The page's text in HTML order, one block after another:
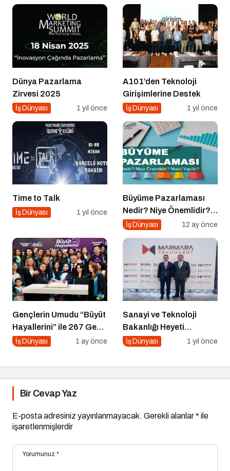
Dünya Pazarlama
Zirvesi 2025
İş Dünyası 1 yıl önce
A101’den Teknoloji
Girişimlerine Destek
İş Dünyası 1 yıl önce
Time to Talk
İş Dünyası 1 yıl önce
Büyüme Pazarlaması
Nedir? Niye Önemlidir?
Growht Marketıng Nasıl
İş Dünyası 12 ay önce
Gençlerin Umudu “Büyüt
Hayallerini” ile 267 Genç
Daha Kanatlandı
İş Dünyası 1 ay önce
Sanayi ve Teknoloji
Bakanlığı Heyeti
Marmara Teknokent’i
İş Dünyası 1 yıl önce
Bir Cevap Yaz
E-posta adresiniz yayınlanmayacak. Gerekli alanlar* ile
işaretlenmişlerdir
Yorumunuz *